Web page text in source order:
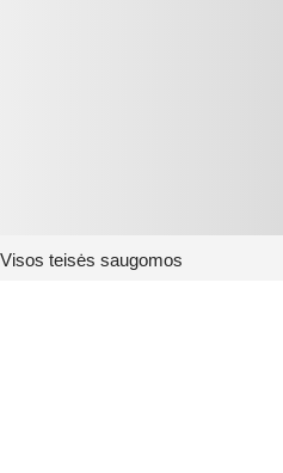
teisės saugomos